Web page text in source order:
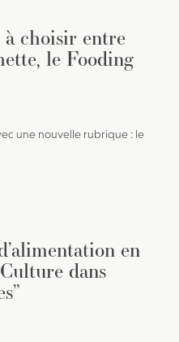
choisir entre
le Fooding
une nouvelle rubrique : le
en
dans